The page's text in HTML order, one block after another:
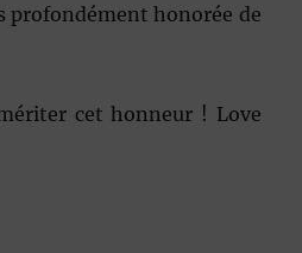
profondément honorée de
cet honneur ! Love